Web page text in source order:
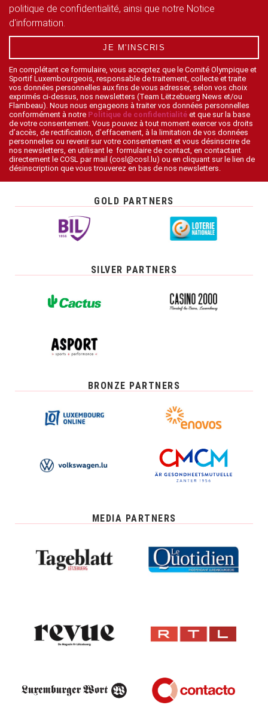
politique de confidentialité, ainsi que notre Notice
d'information.
JE M'INSCRIS
En complétant ce formulaire, vous acceptez que le Comité Olympique et
Sportif Luxembourgeois, responsable de traitement, collecte et traite
vos données personnelles aux fins de vous adresser, selon vos choix
exprimés ci-dessus, nos newsletters (Team Lëtzebuerg News et/ou
Flambeau). Nous nous engageons à traiter vos données personnelles
conformément à notre Politique de confidentialité et que sur la base
de votre consentement. Vous pouvez à tout moment exercer vos droits
d’accès, de rectification, d’effacement, à la limitation de vos données
personnelles ou revenir sur votre consentement et vous désinscrire de
nos newsletters, en utilisant le formulaire de contact, en contactant
directement le COSL par mail (cosl@cosl.lu) ou en cliquant sur le lien de
désinscription que vous trouverez en bas de nos newsletters.
GOLD PARTNERS
SILVER PARTNERS
BRONZE PARTNERS
MEDIA PARTNERS